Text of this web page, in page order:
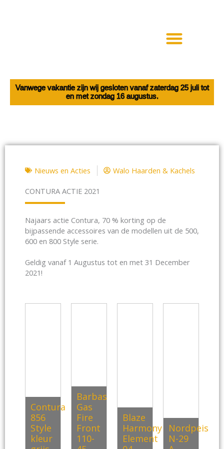
Vanwege vakantie zijn wij gesloten vanaf zaterdag 25 juli tot
en met zondag 16 augustus.
Nieuws en Acties Walo Haarden & Kachels
CONTURA ACTIE 2021
Najaars actie Contura, 70 % korting op de
bijpassende accessoires van de modellen uit de 500,
600 en 800 Style serie.
Geldig vanaf 1 Augustus tot en met 31 December
2021!
Contura
856
Style
kleur
Barbas
Gas
Fire
Front
110-
Blaze
Harmony
Element
Nordpeis
N-29